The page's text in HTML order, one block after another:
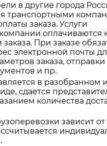
в другие города
транспортными
заказа. Услуги
оплачиваются
При заказе
электронной почты
заказа, отправки
и пр.
в разобранном и
сдается
количества
зависит